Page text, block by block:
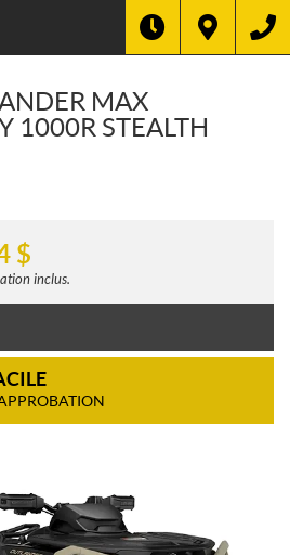
MAX
1000R STEALTH
$
inclus.